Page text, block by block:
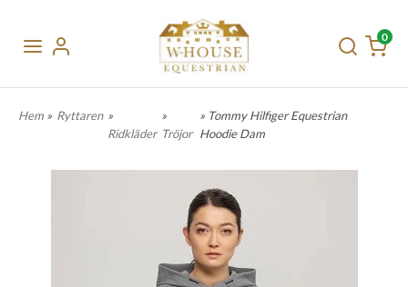
0
Hem » Ryttaren »
Ridkläder
»
Tröjor
» Tommy Hilfiger Equestrian
Hoodie Dam